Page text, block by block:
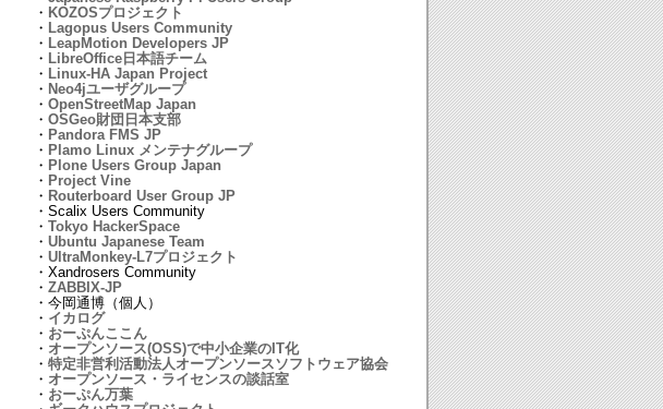
・ KOZOSプロジェクト
・ Lagopus Users Community
・ LeapMotion Developers JP
・ LibreOffice日本語チーム
・ Linux-HA Japan Project
・ Neo4jユーザグループ
・ OpenStreetMap Japan
・ OSGeo財団日本支部
・ Pandora FMS JP
・ Plamo Linux メンテナグループ
・ Plone Users Group Japan
・ Project Vine
・ Routerboard User Group JP
・Scalix Users Community
・ Tokyo HackerSpace
・ Ubuntu Japanese Team
・ UltraMonkey-L7プロジェクト
・Xandrosers Community
・ ZABBIX-JP
・今岡通博（個人）
・ イカログ
・ おーぷんここん
・ オープンソース(OSS)で中小企業のIT化
・ 特定非営利活動法人オープンソースソフトウェア協会
・ オープンソース・ライセンスの談話室
・ おーぷん万葉